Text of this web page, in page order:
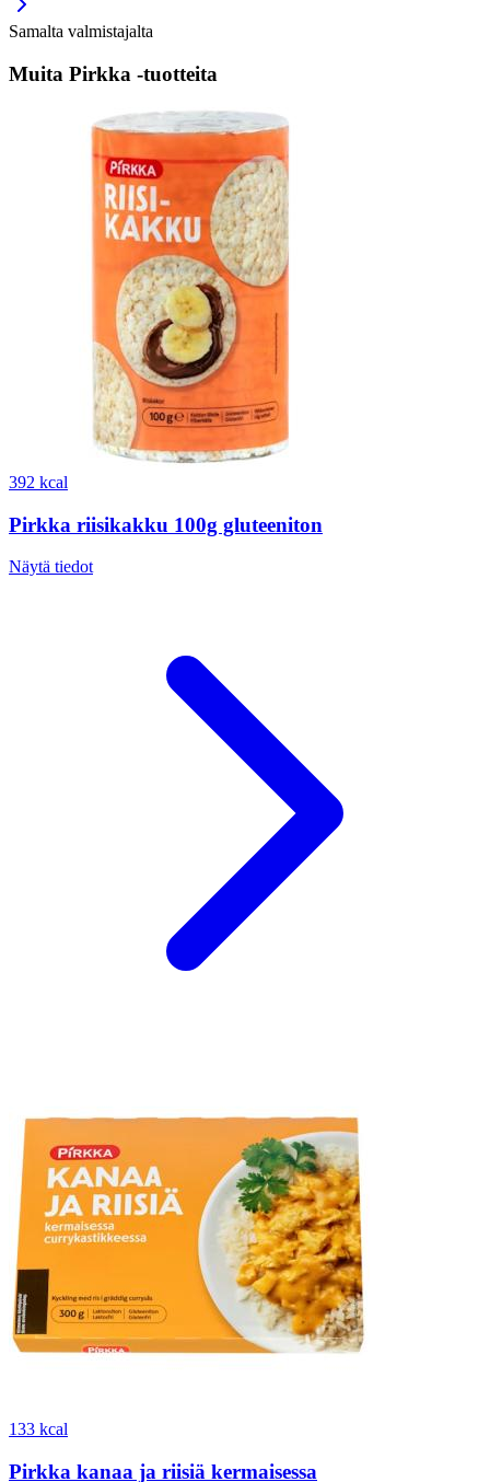
Samalta valmistajalta
Muita Pirkka -tuotteita
392 kcal
Pirkka riisikakku 100g gluteeniton
Näytä tiedot
133 kcal
Pirkka kanaa ja riisiä kermaisessa